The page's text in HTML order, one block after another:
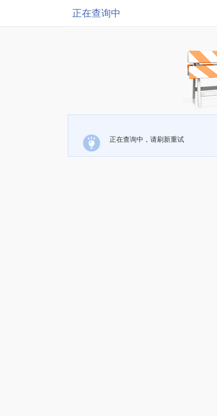
正在查询中
正在查询中，请刷新重试